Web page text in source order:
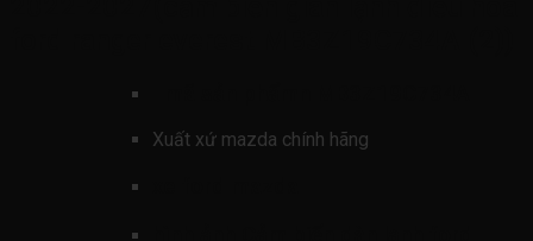
Xuất xứ mazda chính hãng